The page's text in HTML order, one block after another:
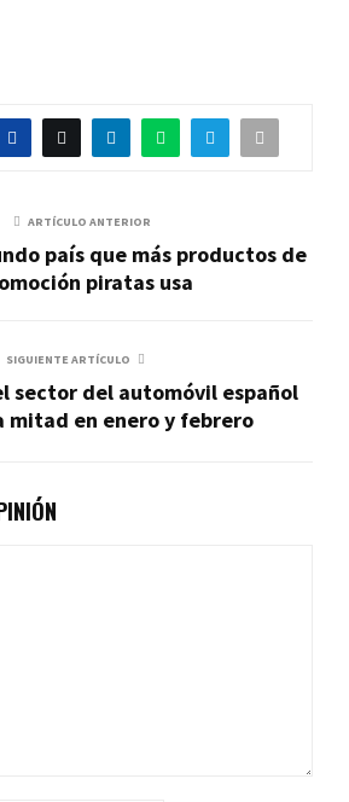
ARTÍCULO ANTERIOR
país que más productos de
piratas usa
SIGUIENTE ARTÍCULO
sector del automóvil español
mitad en enero y febrero